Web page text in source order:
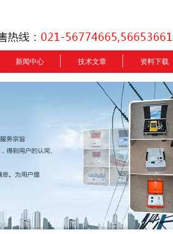
新闻中心 技术文章 资料下载